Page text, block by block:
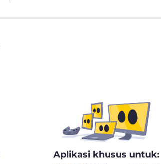
Aplikasi khusus untuk: